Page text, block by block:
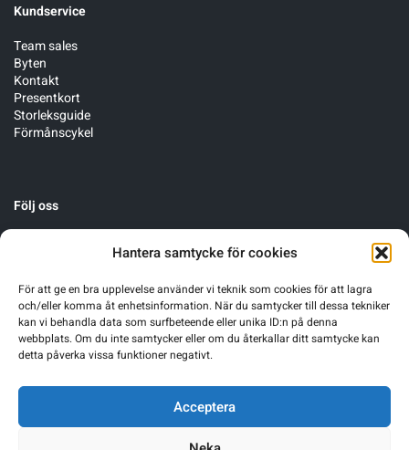
Hantera samtycke för cookies
För att ge en bra upplevelse använder vi teknik som cookies för att lagra
och/eller komma åt enhetsinformation. När du samtycker till dessa tekniker
kan vi behandla data som surfbeteende eller unika ID:n på denna
webbplats. Om du inte samtycker eller om du återkallar ditt samtycke kan
detta påverka vissa funktioner negativt.
Acceptera
Kundservice
Team sales
Byten
Kontakt
Presentkort
Storleksguide
Förmånscykel
Följ oss